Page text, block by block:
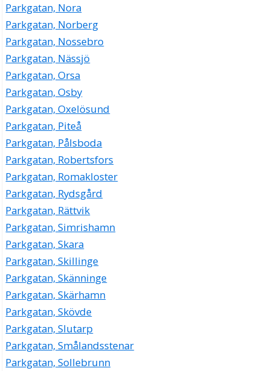
Parkgatan, Nora
Parkgatan, Norberg
Parkgatan, Nossebro
Parkgatan, Nässjö
Parkgatan, Orsa
Parkgatan, Osby
Parkgatan, Oxelösund
Parkgatan, Piteå
Parkgatan, Pålsboda
Parkgatan, Robertsfors
Parkgatan, Romakloster
Parkgatan, Rydsgård
Parkgatan, Rättvik
Parkgatan, Simrishamn
Parkgatan, Skara
Parkgatan, Skillinge
Parkgatan, Skänninge
Parkgatan, Skärhamn
Parkgatan, Skövde
Parkgatan, Slutarp
Parkgatan, Smålandsstenar
Parkgatan, Sollebrunn